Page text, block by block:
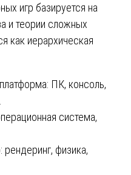
игр базируется на
и теории сложных
как иерархическая
ПК, консоль,
система,
рендеринг, физика,